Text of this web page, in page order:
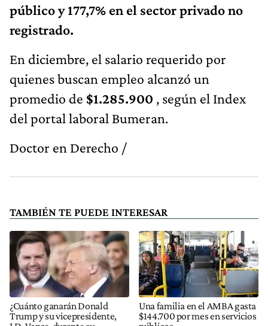
público y 177,7% en el sector privado no
registrado.
En diciembre, el salario requerido por
quienes buscan empleo alcanzó un
promedio de $1.285.900 , según el Index
del portal laboral Bumeran.
Doctor en Derecho /
TAMBIÉN TE PUEDE INTERESAR
¿Cuánto ganarán Donald
Trump y su vicepresidente,
Una familia en el AMBA gasta
$144.700 por mes en servicios